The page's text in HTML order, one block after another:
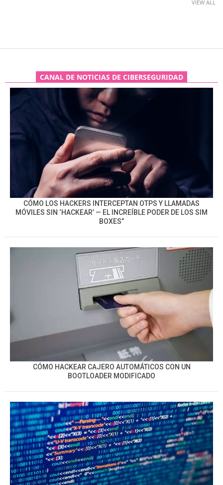
VIEW ALL
CANAL DE NOTICIAS DE CIBERSEGURIDAD
CÓMO LOS HACKERS INTERCEPTAN OTPS Y LLAMADAS
MÓVILES SIN ‘HACKEAR’ — EL INCREÍBLE PODER DE LOS SIM
BOXES”
CÓMO HACKEAR CAJERO AUTOMÁTICOS CON UN
BOOTLOADER MODIFICADO